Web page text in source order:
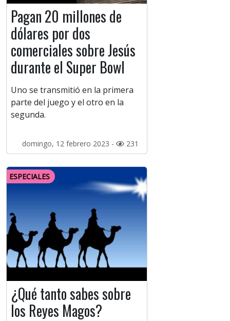
Pagan 20 millones de
dólares por dos
comerciales sobre Jesús
durante el Super Bowl
Uno se transmitió en la primera
parte del juego y el otro en la
segunda.
domingo, 12 febrero 2023 - 231
ESPECIALES
¿Qué tanto sabes sobre
los Reyes Magos?